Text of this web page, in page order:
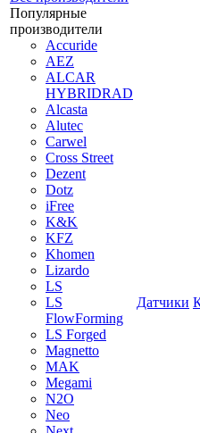
Популярные
производители
Accuride
AEZ
ALCAR
HYBRIDRAD
Alcasta
Alutec
Carwel
Cross Street
Dezent
Dotz
iFree
K&K
KFZ
Khomen
Lizardo
LS
LS
FlowForming
LS Forged
Magnetto
MAK
Megami
N2O
Neo
Датчики